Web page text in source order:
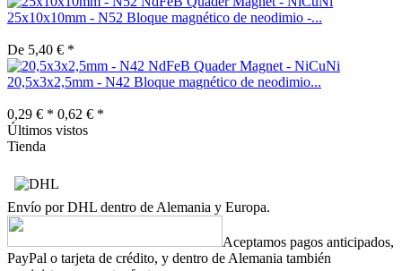
25x10x10mm - N52 Bloque magnético de neodimio -...
De 5,40 € *
20,5x3x2,5mm - N42 Bloque magnético de neodimio...
0,29 € * 0,62 € *
Últimos vistos
Tienda
Envío por DHL dentro de Alemania y Europa.
Aceptamos pagos anticipados,
PayPal o tarjeta de crédito, y dentro de Alemania también